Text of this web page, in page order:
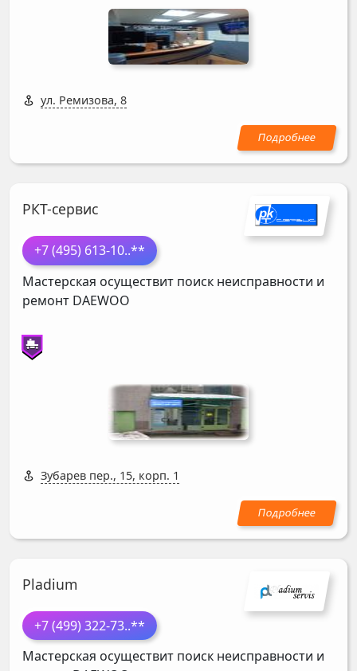
ул. Ремизова, 8
РКТ-сервис
+7 (495) 613-10..**
Мастерская осуществит поиск неисправности и
ремонт DAEWOO
Зубарев пер., 15, корп. 1
Pladium
+7 (499) 322-73..**
Мастерская осуществит поиск неисправности и